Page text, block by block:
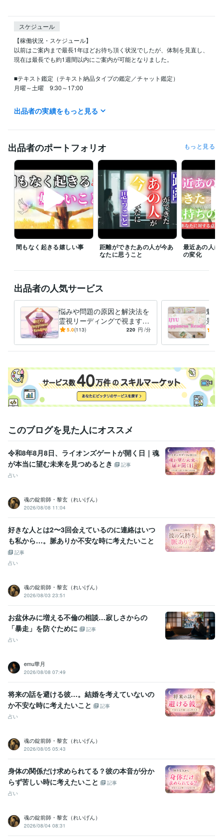
スケジュール
【稼働状況・スケジュール】
以前はご案内まで最長1年ほどお待ち頂く状況でしたが、体制を見直し、
現在は最長でも約1週間以内にご案内が可能となりました。
■テキスト鑑定（テキスト納品タイプの鑑定／チャット鑑定）
月曜～土曜　9:30～17:00
■電話鑑定
平日　10:00～13:00
■休業日
日曜・祝祭日
（出張鑑定など別活動に専念するため、ココナラでの対応はお休みとな
ります）
【ご連絡について】
鑑定前の段階で当方からの連絡後、3日間ご返信がない場合はお取引をキ
ャンセルさせて頂きます。
また、鑑定書納品後はココナラの仕様により3日経過すると自動的にトー
クルームがクローズされますのでご了承ください。
経験職種
クリエイター / ライター・編集 経験年数 : 5年
ライフスタイル・その他 / 占い師 経験年数 : 10年
ライフスタイル・その他 / 講師・インストラクター
ライフスタイル・その他 / アドバイザー
受賞歴
Amazonプライム（執筆作品）にてベストセラー３冠達成
資格・検定
中学校教諭免許
秘書技能検定 取得年 : 2008年
ビジネス・クリエイティブツール
Word:20年STORES:3年 VLLO:4年Canva:3年Excel:20年
PowerPoint:20年Google Analytics:4年ChatGPT:1年Filmora:1年
得意分野
る鑑定
出品者の実績をもっと見る
出品者のポートフォリオ もっと見る
間もなく起きる嬉しい事
距離ができたあの人が今あ
なたに思うこと
最近あの人に
の変化
出品者の人気サービス
悩みや問題の原因と解決法を
霊視リーディングで視ます
過去の記憶と経緯～現状の糸
✨
5.0(113) 220 円 /分
魅綬
景を
状況
示し
このブログを見た人にオススメ
令和8年8月8日、ライオンズゲートが開く日｜魂
が本当に望む未来を見つめるとき
記事
占い
魂の錠前師・黎玄（れいげん）
2026/08/08 11:04
好きな人とは2〜3回会えているのに連絡はいつ
も私から…。脈ありか不安な時に考えたいこと
記事
占い
魂の錠前師・黎玄（れいげん）
2026/08/03 23:51
お盆休みに増える不倫の相談…寂しさからの
「暴走」を防ぐために
記事
占い
emu華月
2026/08/08 07:49
将来の話を避ける彼…。結婚を考えていないの
か不安な時に考えたいこと
記事
占い
魂の錠前師・黎玄（れいげん）
2026/08/05 05:43
身体の関係だけ求められてる？彼の本音が分か
らず苦しい時に考えたいこと
記事
占い
魂の錠前師・黎玄（れいげん）
2026/08/04 08:31